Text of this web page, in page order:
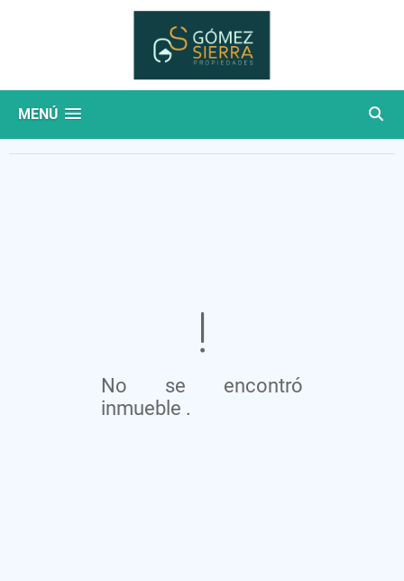
MENÚ
No se encontró
inmueble .